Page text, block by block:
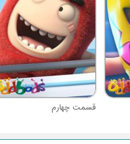
قسمت چهارم